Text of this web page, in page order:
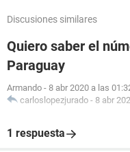
Discusiones similares
Quiero saber el
Paraguay
Armando - 8 abr 2020 a las
carloslopezjurado - 8 abr
1 respuesta